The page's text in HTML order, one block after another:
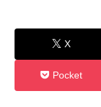
X
Pocket